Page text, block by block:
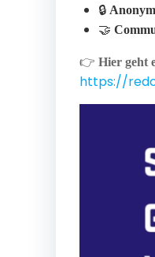
🔒
🤝
👉 Hier geht
https://